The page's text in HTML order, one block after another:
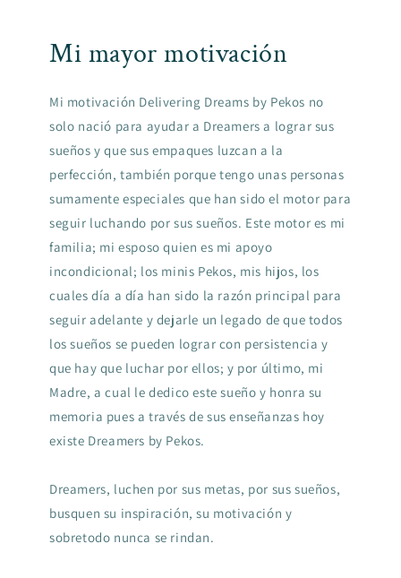
Mi mayor motivación
Mi motivación Delivering Dreams by Pekos no
solo nació para ayudar a Dreamers a lograr sus
sueños y que sus empaques luzcan a la
perfección, también porque tengo unas personas
sumamente especiales que han sido el motor para
seguir luchando por sus sueños. Este motor es mi
familia; mi esposo quien es mi apoyo
incondicional; los minis Pekos, mis hijos, los
cuales día a día han sido la razón principal para
seguir adelante y dejarle un legado de que todos
los sueños se pueden lograr con persistencia y
que hay que luchar por ellos; y por último, mi
Madre, a cual le dedico este sueño y honra su
memoria pues a través de sus enseñanzas hoy
existe Dreamers by Pekos.
Dreamers, luchen por sus metas, por sus sueños,
busquen su inspiración, su motivación y
sobretodo nunca se rindan.